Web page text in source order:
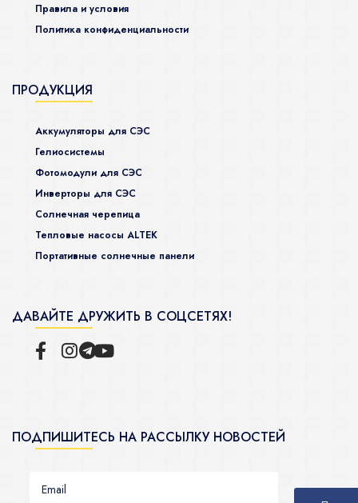
Правила и условия
Политика конфиденциальности
ПРОДУКЦИЯ
Аккумуляторы для СЭС
Гелиосистемы
Фотомодули для СЭС
Инверторы для СЭС
Солнечная черепица
Тепловые насосы ALTEK
Портативные солнечные панели
ДАВАЙТЕ ДРУЖИТЬ В СОЦСЕТЯХ!
ПОДПИШИТЕСЬ НА РАССЫЛКУ НОВОСТЕЙ